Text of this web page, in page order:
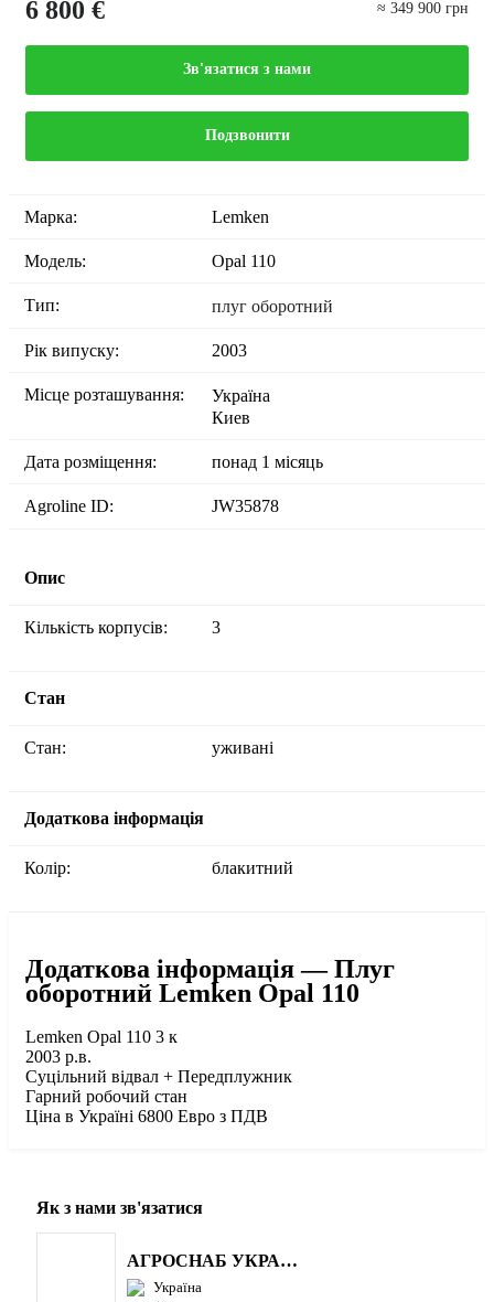
6 800 € ≈ 349 900 грн
Зв'язатися з нами
Подзвонити
Марка: Lemken
Модель: Opal 110
Тип: плуг оборотний
Рік випуску: 2003
Місце розташування:
Україна
Киев
Дата розміщення: понад 1 місяць
Agroline ID: JW35878
Опис
Кількість корпусів: 3
Стан
Стан: уживані
Додаткова інформація
Колір: блакитний
Додаткова інформація — Плуг
оборотний Lemken Opal 110
Lemken Opal 110 3 к
2003 р.в.
Суцільний відвал + Передплужник
Гарний робочий стан
Ціна в Україні 6800 Евро з ПДВ
Як з нами зв'язатися
АГРОСНАБ УКРАЇНА
Україна